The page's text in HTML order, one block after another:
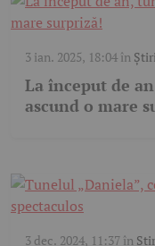
3 ian. 2025, 18:04 în Știri
La început de
ascund o mare
3 dec. 2024, 11:37 în